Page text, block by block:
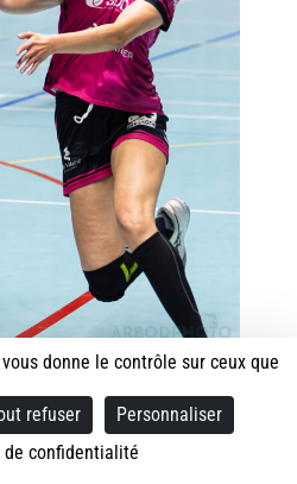
donne le contrôle sur ceux que
refuser
Personnaliser
confidentialité